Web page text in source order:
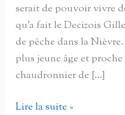
serait de pouvoir vivre
qu’a fait le Decizois
de pêche dans la
plus jeune âge et
chaudronnier de […]
Gilles
Lire la suite »